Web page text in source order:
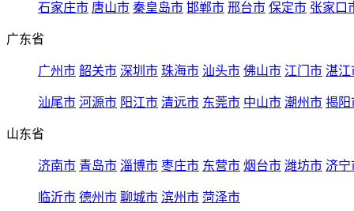
石家庄市 唐山市 秦皇岛市 邯郸市 邢台市 保定市 张家口
广东省
广州市 韶关市 深圳市 珠海市 汕头市 佛山市 江门市 湛江
汕尾市 河源市 阳江市 清远市 东莞市 中山市 潮州市 揭阳
山东省
济南市 青岛市 淄博市 枣庄市 东营市 烟台市 潍坊市 济宁
临沂市 德州市 聊城市 滨州市 菏泽市